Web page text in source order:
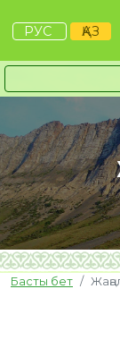
РУС ҚАЗ
Басты бет